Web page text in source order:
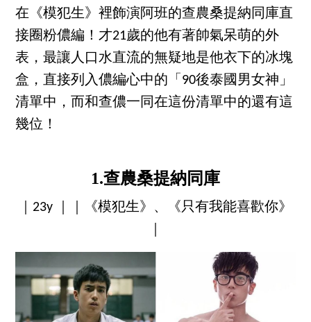
在《模犯生》裡飾演阿班的查農桑提納同庫直
接圈粉儂編！才21歲的他有著帥氣呆萌的外
表，最讓人口水直流的無疑地是他衣下的冰塊
盒，直接列入儂編心中的「90後泰國男女神」
清單中，而和查儂一同在這份清單中的還有這
幾位！
1.查農桑提納同庫
｜23y ｜｜《模犯生》、《只有我能喜歡你》